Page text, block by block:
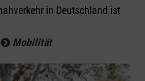
in Deutschland ist
Mobilität